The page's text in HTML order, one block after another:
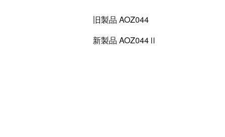
旧製品 AOZ044
新製品 AOZ044Ⅱ